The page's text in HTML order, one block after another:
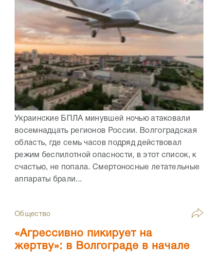
Украинские БПЛА минувшей ночью атаковали
восемнадцать регионов России. Волгоградская
область, где семь часов подряд действовал
режим беспилотной опасности, в этот список, к
счастью, не попала. Смертоносные летательные
аппараты брали...
Общество
«Агрессивно пикирует на
жертву»: в Волгограде в начале